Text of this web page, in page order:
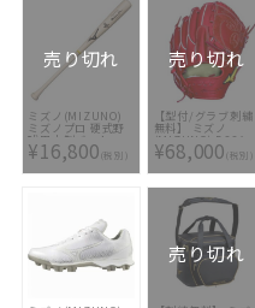
売り切れ
ミズノ(MIZUNO)
ミズノプロ 硬式野
球用木製バット ロ
イヤルエクストラ
1CJWH21600-TS02
¥16,800(税別)
売り切れ
【型付/グラブ刺繍
無料】 ミズノ
(MIZUNO) BSSシ
ョップ限定 ミズノ
プロ 硬式グラブ
HAGAJAPAN スポ
コバオリジナル
1AJGH72250-62T
前田健太クラウン
5Dモデル [ 型付け
無料 硬式グラブ刺
繍2ヶ所無料(単色の
み)※縁取り・影付
きの場合、1ヶ所
+3300円(税込)]
¥68,000(税別)
売り切れ